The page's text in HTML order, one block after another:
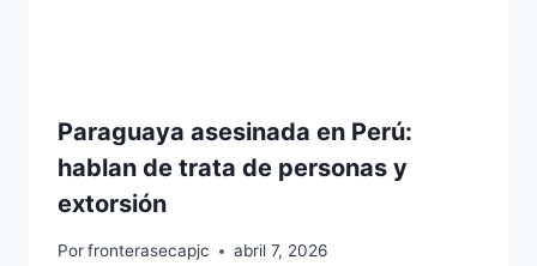
Paraguaya asesinada en Perú:
hablan de trata de personas y
extorsión
Porfronterasecapjc abril 7, 2026